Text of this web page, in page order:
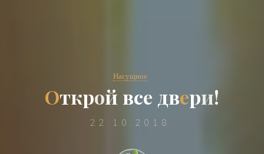
Насущное
Открой все двери!
22.10.2018